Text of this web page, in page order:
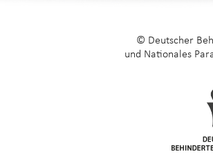
© Deutscher
und Nationales